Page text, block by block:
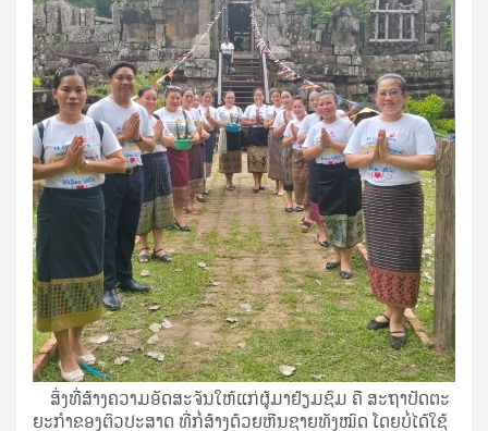
ສິ່ງທີ່ສ້າງຄວາມອັດສະຈັນໃຫ້ແກ່ຜູ້ມາຢ້ຽມຊົມ ຄື ສະຖາປັດຕະ
ຍະກໍາຂອງຕົວປະສາດ ທີ່ກໍ່ສ້າງດ້ວຍຫີນຊາຍທັງໝົດ ໂດຍບໍ່ໄດ້ໃຊ້